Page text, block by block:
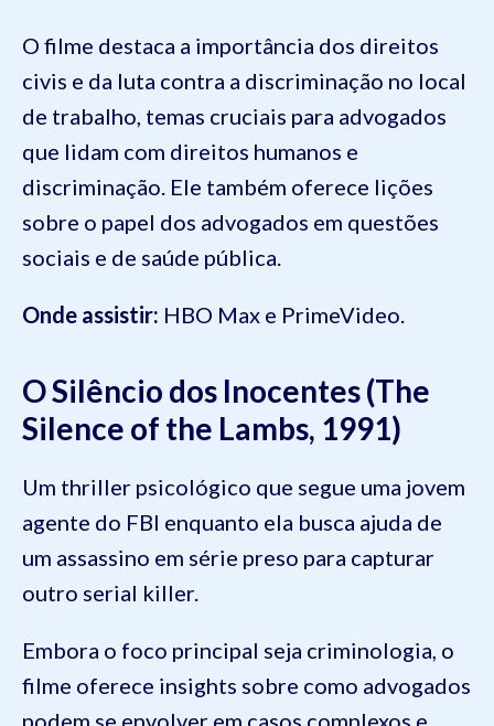
O filme destaca a importância dos direitos
civis e da luta contra a discriminação no local
de trabalho, temas cruciais para advogados
que lidam com direitos humanos e
discriminação. Ele também oferece lições
sobre o papel dos advogados em questões
sociais e de saúde pública.
Onde assistir: HBO Max e PrimeVideo.
O Silêncio dos Inocentes (The
Silence of the Lambs, 1991)
Um thriller psicológico que segue uma jovem
agente do FBI enquanto ela busca ajuda de
um assassino em série preso para capturar
outro serial killer.
Embora o foco principal seja criminologia, o
filme oferece insights sobre como advogados